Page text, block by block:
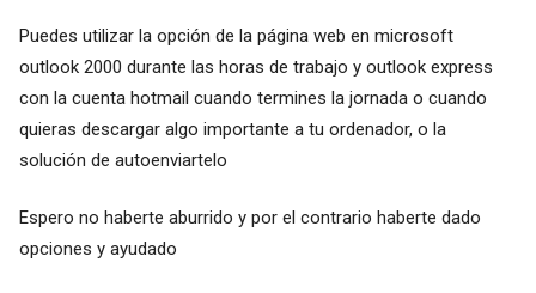
Puedes utilizar la opción de la página web en microsoft
outlook 2000 durante las horas de trabajo y outlook express
con la cuenta hotmail cuando termines la jornada o cuando
quieras descargar algo importante a tu ordenador, o la
solución de autoenviartelo
Espero no haberte aburrido y por el contrario haberte dado
opciones y ayudado